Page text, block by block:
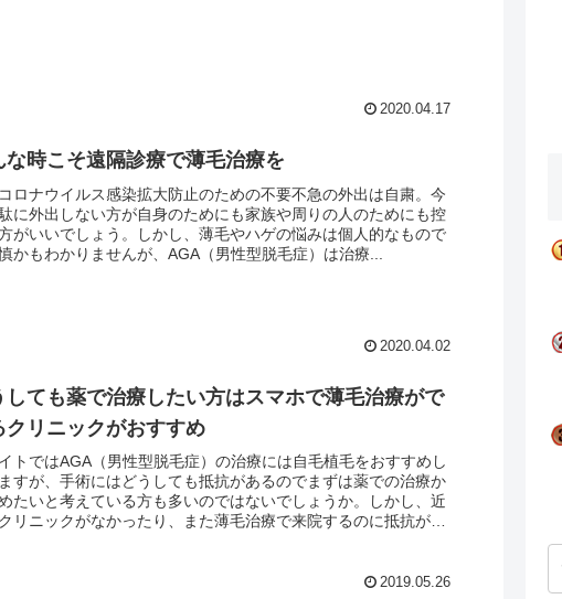
2020.04.17
な時こそ遠隔診療で薄毛治療を
ロナウイルス感染拡大防止のための不要不急の外出は自粛。今
に外出しない方が自身のためにも家族や周りの人のためにも控
がいいでしょう。しかし、薄毛やハゲの悩みは個人的なもので
かもわかりませんが、AGA（男性型脱毛症）は治療...
2020.04.02
しても薬で治療したい方はスマホで薄毛治療がで
クリニックがおすすめ
トではAGA（男性型脱毛症）の治療には自毛植毛をおすすめし
すが、手術にはどうしても抵抗があるのでまずは薬での治療か
たいと考えている方も多いのではないでしょうか。しかし、近
リニックがなかったり、また薄毛治療で来院するのに抵抗があ
2019.05.26